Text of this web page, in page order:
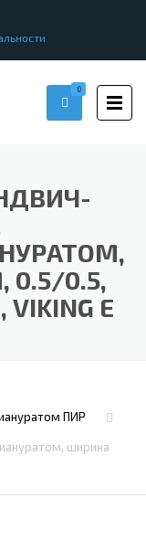
0
0.5/0.5,
E
ПИР
ширина